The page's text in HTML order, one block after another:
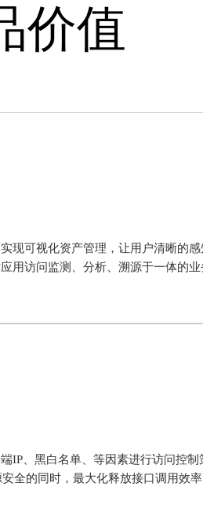
价值
现可视化资产管理，让用户清晰的感
用访问监测、分析、溯源于一体的业
IP、黑白名单、等因素进行访问控制
全的同时，最大化释放接口调用效